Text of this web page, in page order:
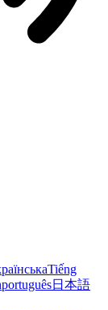
Tiếng
português日本語